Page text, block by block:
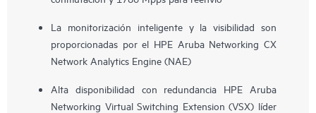
La monitorización inteligente y la visibilidad son
proporcionadas por el HPE Aruba Networking CX
Network Analytics Engine (NAE)
Alta disponibilidad con redundancia HPE Aruba
Networking Virtual Switching Extension (VSX) líder